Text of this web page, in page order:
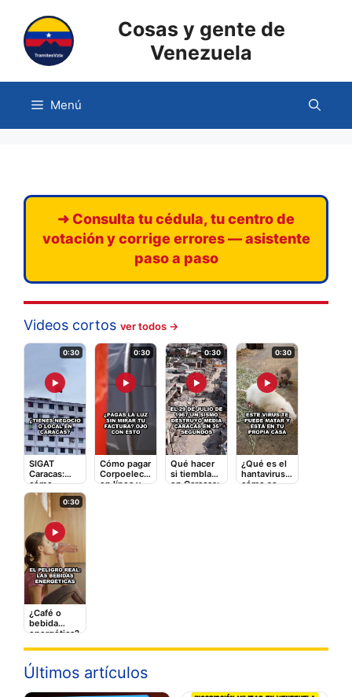
contenido
Cosas y gente de
Venezuela
Menú
➜ Consulta tu cédula, tu centro de
votación y corrige errores — asistente
paso a paso
Videos cortos ver todos →
▶
0:30
SIGAT
Caracas:
cómo
registrarte y
pagar
impuestos
en línea
▶
0:30
Cómo pagar
Corpoelec
en línea y
▶
0:30
Qué hacer
si tiembla
en Caracas:
▶
0:30
¿Qué es el
hantavirus y
cómo se
▶
0:30
¿Café o
bebida
energética?
hace a tu
corazón
Últimos artículos